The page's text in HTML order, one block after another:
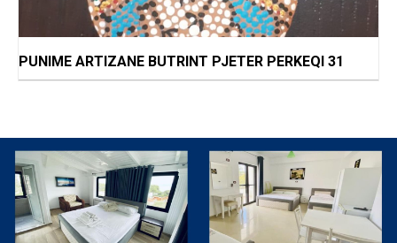
PUNIME ARTIZANE BUTRINT PJETER PERKEQI 31